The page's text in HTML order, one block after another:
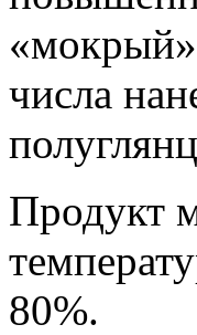
числа
Продукт
80%.